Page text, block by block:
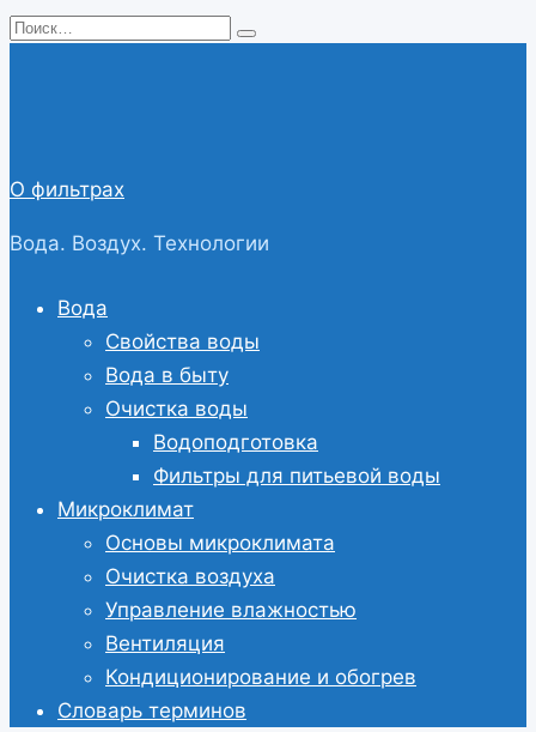
Перейти
Search
О фильтрах
Вода. Воздух. Технологии
Вода
Свойства воды
Вода в быту
Очистка воды
Водоподготовка
Фильтры для питьевой воды
Микроклимат
Основы микроклимата
Очистка воздуха
Управление влажностью
Вентиляция
Кондиционирование и обогрев
Словарь терминов